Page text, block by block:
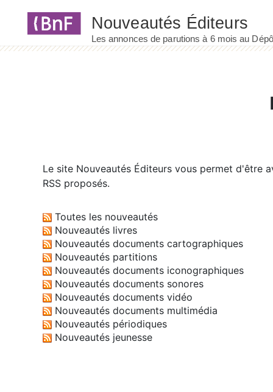
Le site Nouveautés Éditeurs vous permet d'être
RSS proposés.
Toutes les nouveautés
Nouveautés livres
Nouveautés documents cartographiques
Nouveautés partitions
Nouveautés documents iconographiques
Nouveautés documents sonores
Nouveautés documents vidéo
Nouveautés documents multimédia
Nouveautés périodiques
Nouveautés jeunesse